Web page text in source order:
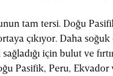
tam tersi. Doğu
çıkıyor. Daha
için bulut ve
Pasifik, Peru,